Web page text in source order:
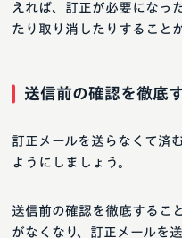
えれば、訂正が必要になっ
たり取り消したりすること
送信前の確認を徹底
訂正メールを送らなくて済
ようにしましょう。
送信前の確認を徹底するこ
がなくなり、訂正メールを